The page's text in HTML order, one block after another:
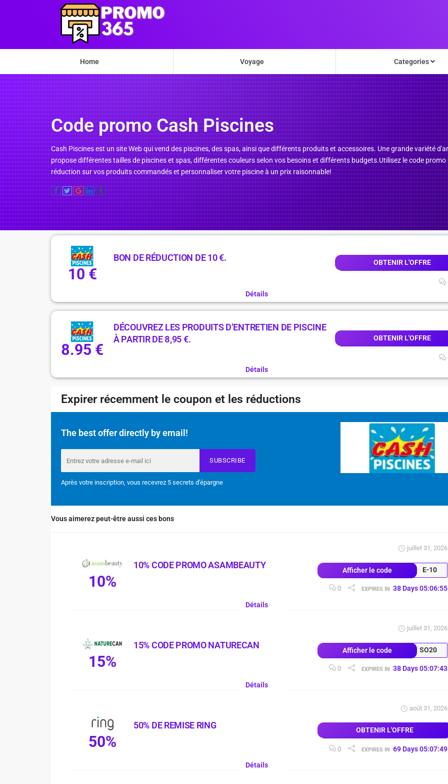
Home Voyage Categories
Code promo Cash Piscines
Cash Piscines est un site Web qui vend des piscines, des spas, ainsi que différents produits et accessoires. Une grande variété
propose différentes tailles de piscines et spas, différentes couleurs selon vos besoins et différents budgets.Utilisez le code
réduction sur vos produits commandés et personnaliser votre piscine à un prix raisonnable!
10 €
BON DE RÉDUCTION DE 10 €. OBTENIR L'OFFRE
Détails
8.95 €
DÉCOUVREZ LES PRODUITS D’ENTRETIEN DE PISCINE
À PARTIR DE 8,95 €.
OBTENIR L'OFFRE
Détails
Expirer récemment le coupon et les réductions
The best offer directly by email!
SUBSCRIBE
Après votre inscription, vous recevrez 5 secrets d'épargne
Vous aimerez peut-être aussi ces bons
10%
10% CODE PROMO ASAMBEAUTY
juillet 31, 2026
Afficher le code E-10
0 EXPIRES IN 38 Days 05:06:54
Détails
15%
15% CODE PROMO NATURECAN
juillet 31, 2026
Afficher le code SO20
0 EXPIRES IN 38 Days 05:07:42
Détails
50%
50% DE REMISE RING
août 31, 2026
OBTENIR L'OFFRE
0 EXPIRES IN 69 Days 05:07:48
Détails